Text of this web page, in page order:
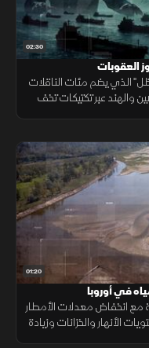
02:30
العقوبات
الذي يضم مئات الناقلات
للصين والهند عبر تكتيكات تخف
01:20
في أوروبا
انخفاض معدلات الأمطار
الأنهار والخزانات وزيادة